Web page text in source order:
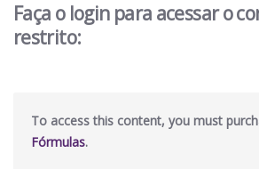
Faça o login para acessar o
restrito:
To access this content, you must
Fórmulas.